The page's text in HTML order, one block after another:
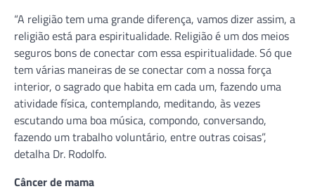
“A religião tem uma grande diferença, vamos dizer assim, a
religião está para espiritualidade. Religião é um dos meios
seguros bons de conectar com essa espiritualidade. Só que
tem várias maneiras de se conectar com a nossa força
interior, o sagrado que habita em cada um, fazendo uma
atividade física, contemplando, meditando, às vezes
escutando uma boa música, compondo, conversando,
fazendo um trabalho voluntário, entre outras coisas”,
detalha Dr. Rodolfo.
Câncer de mama